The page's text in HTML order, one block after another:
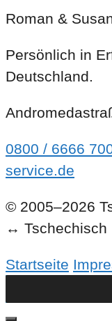
Roman &
Persönlich in
Deutschland.
0800 / 6666
service.de
© 2005–2026
↔ Tschechisch
Startseite